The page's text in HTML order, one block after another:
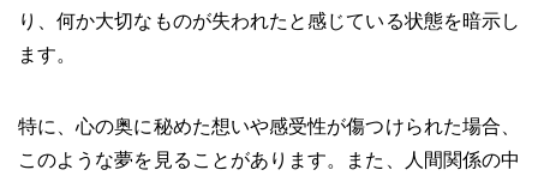
り、何か大切なものが失われたと感じている状態を暗示し
ます。
特に、心の奥に秘めた想いや感受性が傷つけられた場合、
このような夢を見ることがあります。また、人間関係の中